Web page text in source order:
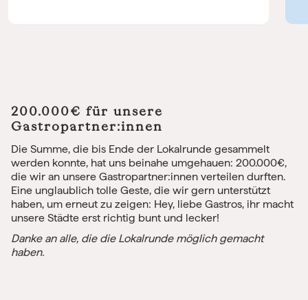
200.000€ für unsere
Gastropartner:innen
Die Summe, die bis Ende der Lokalrunde gesammelt
werden konnte, hat uns beinahe umgehauen: 200.000€,
die wir an unsere Gastropartner:innen verteilen durften.
Eine unglaublich tolle Geste, die wir gern unterstützt
haben, um erneut zu zeigen: Hey, liebe Gastros, ihr macht
unsere Städte erst richtig bunt und lecker!
Danke an alle, die die Lokalrunde möglich gemacht
haben.